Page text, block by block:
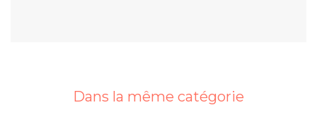
Dans la même catégorie